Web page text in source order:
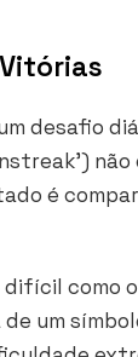
desafio
é
como
um